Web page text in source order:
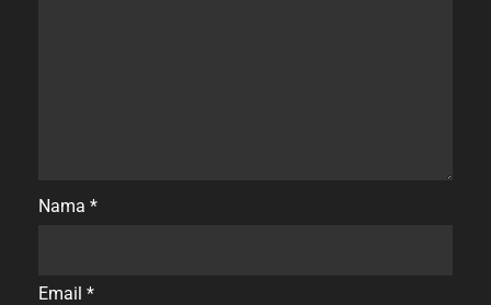
Nama *
Email *